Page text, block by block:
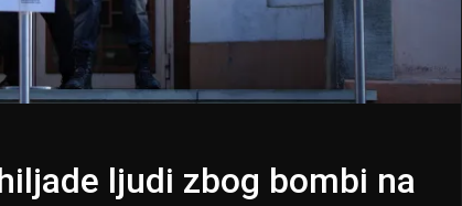
ljudi zbog bombi na